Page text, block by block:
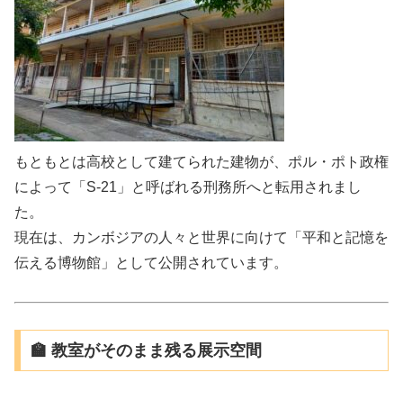
もともとは高校として建てられた建物が、ポル・ポト政権
によって「S-21」と呼ばれる刑務所へと転用されまし
た。
現在は、カンボジアの人々と世界に向けて「平和と記憶を
伝える博物館」として公開されています。
🏫 教室がそのまま残る展示空間